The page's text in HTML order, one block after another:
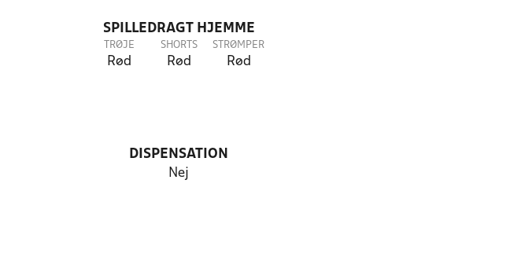
SPILLEDRAGT HJEMME
TRØJE
Rød
SHORTS
Rød
STRØMPER
Rød
DISPENSATION
Nej